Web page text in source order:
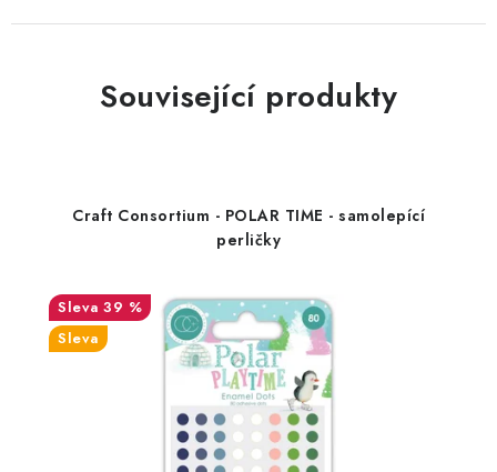
Související produkty
Craft Consortium - POLAR TIME - samolepící
perličky
39 %
Sleva